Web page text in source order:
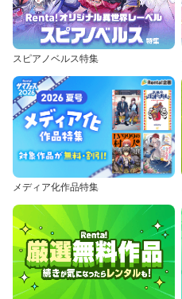
スピアノベルス特集
メディア化作品特集